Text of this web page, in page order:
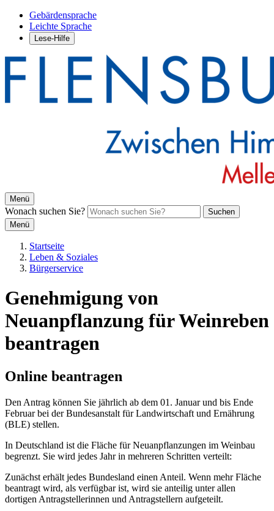
Gebärdensprache
Leichte Sprache
Lese-Hilfe
Menü
Wonach suchen Sie?
Suchen
Menü
Startseite
Leben & Soziales
Bürgerservice
Genehmigung von
Neuanpflanzung für Weinreben
beantragen
Online beantragen
Den Antrag können Sie jährlich ab dem 01. Januar und bis Ende
Februar bei der Bundesanstalt für Landwirtschaft und Ernährung
(BLE) stellen.
In Deutschland ist die Fläche für Neuanpflanzungen im Weinbau
begrenzt. Sie wird jedes Jahr in mehreren Schritten verteilt:
Zunächst erhält jedes Bundesland einen Anteil. Wenn mehr Fläche
beantragt wird, als verfügbar ist, wird sie anteilig unter allen
dortigen Antragstellerinnen und Antragstellern aufgeteilt.